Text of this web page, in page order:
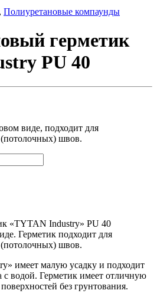
, Полиуретановые компаунды
герметик
PU 40
виде, подходит для
швов.
«TYTAN Industry» PU 40
Герметик подходит для
швов.
имеет малую усадку и подходит
с водой. Герметик имеет отличную
без грунтования.